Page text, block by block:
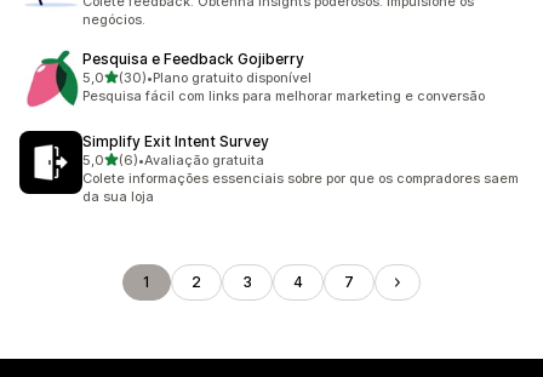
negócios.
Pesquisa e Feedback Gojiberry
5,0de 5 estrelas
(30)
30 avaliações ao todo
•Plano gratuito disponível
Pesquisa fácil com links para melhorar marketing e conversão
Simplify Exit Intent Survey
5,0de 5 estrelas
(6)
6 avaliações ao todo
•Avaliação gratuita
Colete informações essenciais sobre por que os compradores saem
da sua loja
1 2 3 4 7